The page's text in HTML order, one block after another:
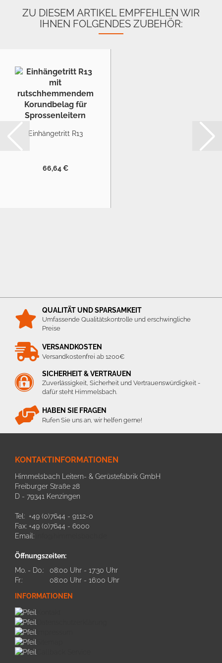
ZU DIESEM ARTIKEL EMPFEHLEN WIR
IHNEN FOLGENDES ZUBEHÖR:
Einhängetritt R13
66,64 €
QUALITÄT UND SPARSAMKEIT
Umfassende Qualitätskontrolle und erschwingliche
Preise
VERSANDKOSTEN
Versandkostenfrei ab 1200€
SICHERHEIT & VERTRAUEN
Zuverlässigkeit, Sicherheit und Vertrauenswürdigkeit -
dafür steht Himmelsbach.
HABEN SIE FRAGEN
Rufen Sie uns an, wir helfen gerne!
KONTAKTINFORMATIONEN
Himmelsbach Leitern- & Gerüstefabrik GmbH
Freiburger Straße 28
D - 79341 Kenzingen
Tel: +49 (0)7644 - 9112-0
Fax: +49 (0)7644 - 6000
Email:
Öffnungszeiten:
Mo. - Do.:
08:00 Uhr - 17:30 Uhr
Fr.:
08:00 Uhr - 16:00 Uhr
INFORMATIONEN